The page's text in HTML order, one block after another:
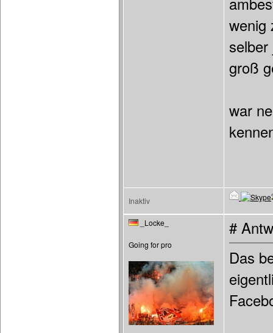
wenig
groß
war
Inaktiv
_Locke_
Going for pro
#
Das